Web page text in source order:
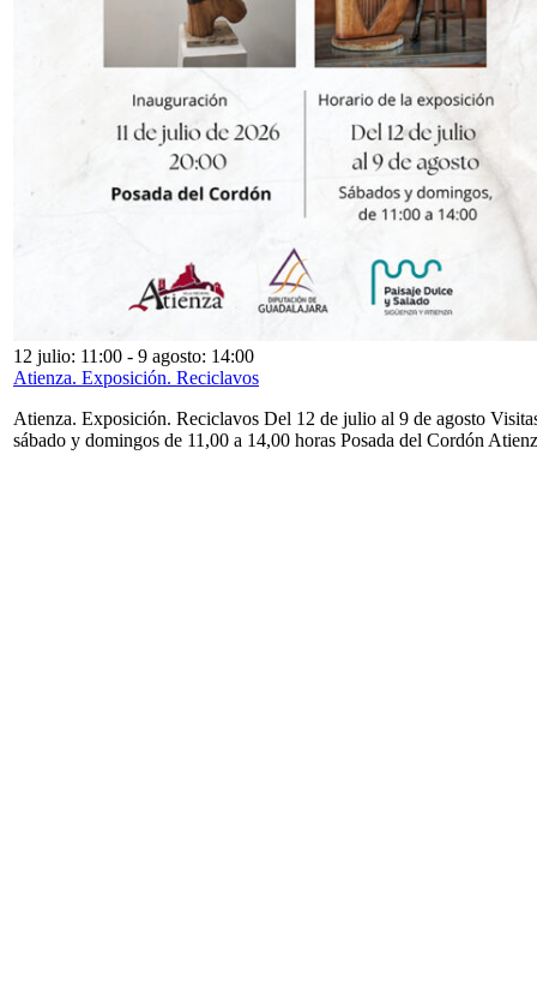
12 julio: 11:00 - 9 agosto: 14:00
Atienza. Exposición. Reciclavos
Atienza. Exposición. Reciclavos Del 12 de julio al 9 de agosto
sábado y domingos de 11,00 a 14,00 horas Posada del Cordón